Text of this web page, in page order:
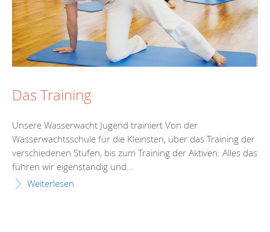
Das Training
Unsere Wasserwacht Jugend trainiert Von der
Wasserwachtsschule für die Kleinsten, über das Training der
verschiedenen Stufen, bis zum Training der Aktiven. Alles das
führen wir eigenständig und...
Weiterlesen